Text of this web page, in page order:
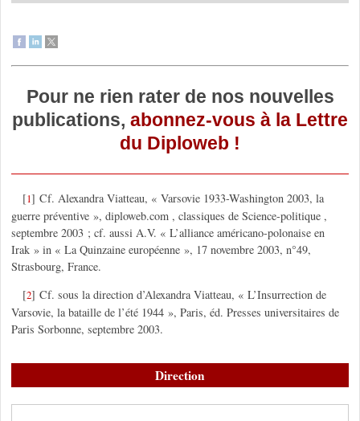
Pour ne rien rater de nos nouvelles
publications, abonnez-vous à la Lettre
du Diploweb !
[1]Cf. Alexandra Viatteau, « Varsovie 1933-Washington 2003, la
guerre préventive », diploweb.com , classiques de Science-politique ,
septembre 2003 ; cf. aussi A.V. « L’alliance américano-polonaise en
Irak » in « La Quinzaine européenne », 17 novembre 2003, n°49,
Strasbourg, France.
[2]Cf. sous la direction d’Alexandra Viatteau, « L’Insurrection de
Varsovie, la bataille de l’été 1944 », Paris, éd. Presses universitaires de
Paris Sorbonne, septembre 2003.
Direction